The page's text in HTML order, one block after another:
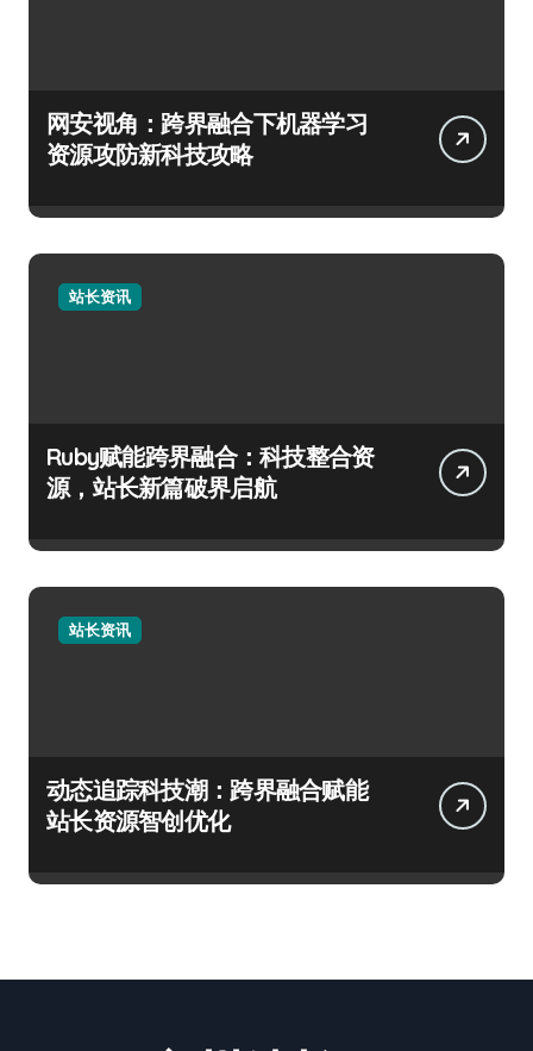
网安视角：跨界融合下机器学习
资源攻防新科技攻略
站长资讯
Ruby赋能跨界融合：科技整合资
源，站长新篇破界启航
站长资讯
动态追踪科技潮：跨界融合赋能
站长资源智创优化